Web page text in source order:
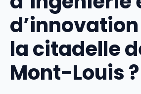
la citadelle
Mont-Louis ?